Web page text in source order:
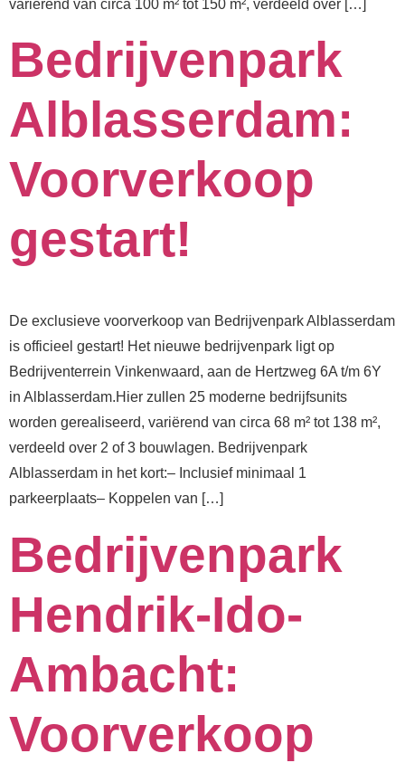
variërend van circa 100 m² tot 150 m², verdeeld over […]
Bedrijvenpark
Alblasserdam:
Voorverkoop
gestart!
De exclusieve voorverkoop van Bedrijvenpark Alblasserdam
is officieel gestart! Het nieuwe bedrijvenpark ligt op
Bedrijventerrein Vinkenwaard, aan de Hertzweg 6A t/m 6Y
in Alblasserdam.⁠⁠Hier zullen 25 moderne bedrijfsunits
worden gerealiseerd, variërend van circa 68 m² tot 138 m²,
verdeeld over 2 of 3 bouwlagen.⁠ Bedrijvenpark
Alblasserdam in het kort:– Inclusief minimaal 1
parkeerplaats– Koppelen van […]
Bedrijvenpark
Hendrik-Ido-
Ambacht:
Voorverkoop